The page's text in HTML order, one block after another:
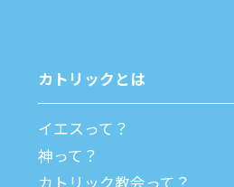
カトリックとは
イエスって？
神って？